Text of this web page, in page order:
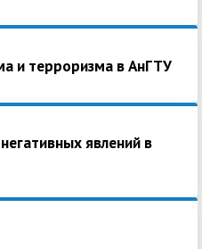
и терроризма в АнГТУ
явлений в